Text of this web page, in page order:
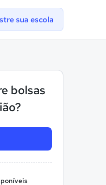
sua escola
bolsas